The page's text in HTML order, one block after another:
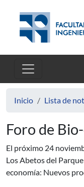
Inicio Lista de
Foro de
El próximo 24
Los Abetos del
economía: Nuevos